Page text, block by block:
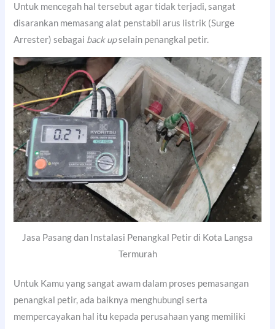
Untuk mencegah hal tersebut agar tidak terjadi, sangat
disarankan memasang alat penstabil arus listrik (Surge
Arrester) sebagai back upselain penangkal petir.
Jasa Pasang dan Instalasi Penangkal Petir di Kota Langsa
Termurah
Untuk Kamu yang sangat awam dalam proses pemasangan
penangkal petir, ada baiknya menghubungi serta
mempercayakan hal itu kepada perusahaan yang memiliki